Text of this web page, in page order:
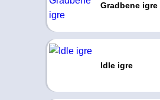
Gradbene igre
Idle igre